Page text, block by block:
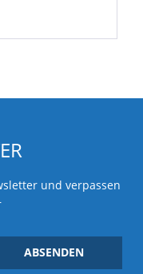
und verpassen
ABSENDEN